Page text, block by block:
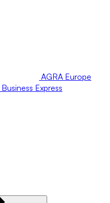
AGRA Europe
Business Express